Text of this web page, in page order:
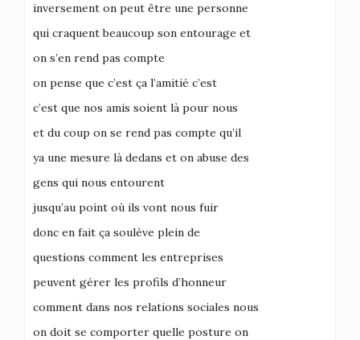
inversement on peut être une personne
qui craquent beaucoup son entourage et
on s’en rend pas compte
on pense que c’est ça l’amitié c’est
c’est que nos amis soient là pour nous
et du coup on se rend pas compte qu’il
ya une mesure là dedans et on abuse des
gens qui nous entourent
jusqu’au point où ils vont nous fuir
donc en fait ça soulève plein de
questions comment les entreprises
peuvent gérer les profils d’honneur
comment dans nos relations sociales nous
on doit se comporter quelle posture on